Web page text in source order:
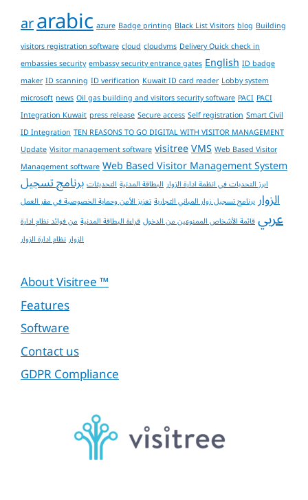
ararabicazureBadge printing Black List Visitorsblog Building
visitors registration softwarecloudcloudvmsDelivery Quick check in
embassies securityembassy security entrance gatesEnglishID badge
makerID scanning ID verificationKuwait ID card readerLobby system
microsoftnewsOil gas building and visitors security softwarePACIPACI
Integration Kuwaitpress releaseSecure accessSelf registrationSmart Civil
ID IntegrationTEN REASONS TO GO DIGITAL WITH VISITOR MANAGEMENT
UpdateVisitor management softwarevisitreeVMSWeb Based Visitor
Management softwareWeb Based Visitor Management System
ابرز التحديات في انظمة ادارة الزوارالبطاقة المدنيةالتحديثاتبرنامج تسجيل
الزواربرنامج تسجيل زوار المباني التجاريةتعزيز الأمن وحماية الخصوصية في مقر العمل
عربيقائمة الأشخاص الممنوعين من الدخولقراءة البطاقة المدنيةمن فوائد نظام ادارة
الزوارنظام ادارة الزوار
About Visitree ™
Features
Software
Contact us
GDPR Compliance